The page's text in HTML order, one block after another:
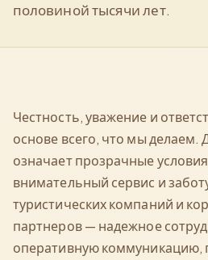
половиной тысячи лет.
Честность, уважение и
основе всего, что мы делаем.
означает прозрачные
внимательный сервис и
туристических компаний и
партнеров — надежное
оперативную коммуникацию,